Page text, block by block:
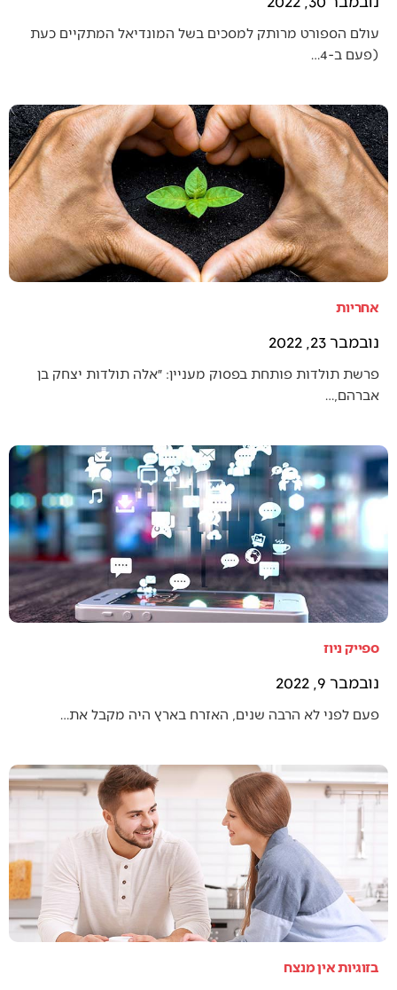
עולם הספורט מרותק למסכים בשל המונדיאל המתקיים כעת
(פעם ב-4…
אחריות
נובמבר 23, 2022
פרשת תולדות פותחת בפסוק מעניין: ״אלה תולדות יצחק בן
אברהם,…
ספייק ניוז
נובמבר 9, 2022
פעם לפני לא הרבה שנים, האזרח בארץ היה מקבל את…
בזוגיות אין מנצח